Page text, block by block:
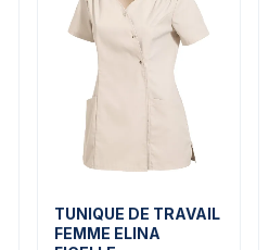
TUNIQUE DE TRAVAIL
FEMME ELINA